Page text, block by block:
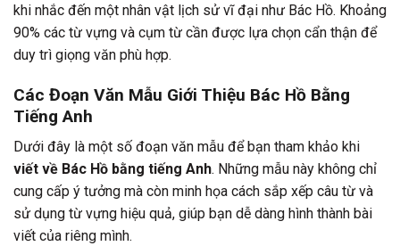
khi nhắc đến một nhân vật lịch sử vĩ đại như Bác Hồ. Khoảng
90% các từ vựng và cụm từ cần được lựa chọn cẩn thận để
duy trì giọng văn phù hợp.
Các Đoạn Văn Mẫu Giới Thiệu Bác Hồ Bằng
Tiếng Anh
Dưới đây là một số đoạn văn mẫu để bạn tham khảo khi
viết về Bác Hồ bằng tiếng Anh. Những mẫu này không chỉ
cung cấp ý tưởng mà còn minh họa cách sắp xếp câu từ và
sử dụng từ vựng hiệu quả, giúp bạn dễ dàng hình thành bài
viết của riêng mình.